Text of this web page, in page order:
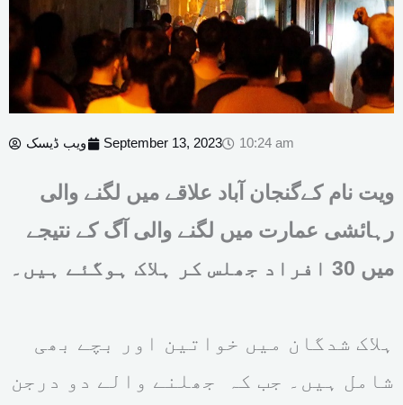
ویب ڈیسک September 13, 2023 10:24 am
ویت نام کےگنجان آباد علاقے میں لگنے والی
رہائشی عمارت میں لگنے والی آگ کے نتیجے
میں 30 افراد جھلس کر ہلاک ہوگئے ہیں۔
ہلاک شدگان میں خواتین اور بچے بھی
شامل ہیں۔ جب کہ جھلنے والے دو درجن